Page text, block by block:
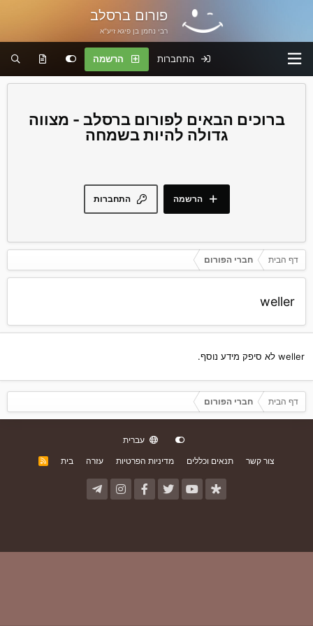
פורום ברסלב
רבי נחמן בן פיגא זיע"א
התחברות הרשמה
פורום ברסלב - מצווה
גדולה להיות בשמחה
התחברות הרשמה
דף הבית חברי הפורום
weller
weller לא סיפק מידע נוסף.
דף הבית חברי הפורום
עברית
צור קשר
תנאים וכללים מדיניות הפרטיות עזרה בית
R